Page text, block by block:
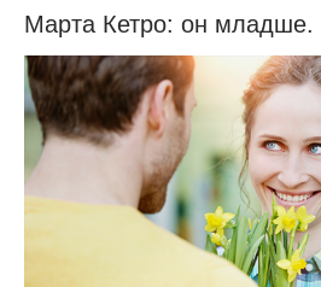
Марта Кетро: он младше.